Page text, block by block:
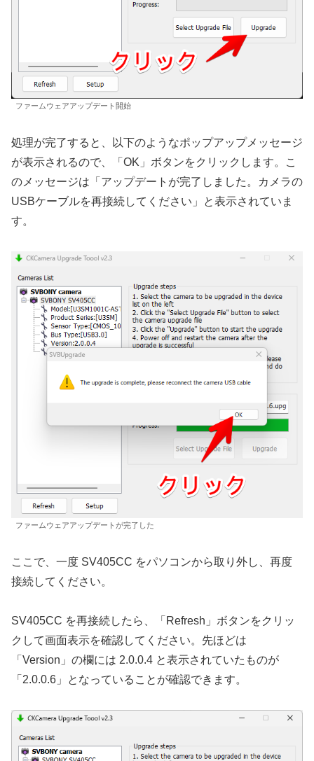
ファームウェアアップデート開始
処理が完了すると、以下のようなポップアップメッセージ
が表示されるので、「OK」ボタンをクリックします。こ
のメッセージは「アップデートが完了しました。カメラの
USBケーブルを再接続してください」と表示されていま
す。
ファームウェアアップデートが完了した
ここで、一度 SV405CC をパソコンから取り外し、再度
接続してください。
SV405CC を再接続したら、「Refresh」ボタンをクリッ
クして画面表示を確認してください。先ほどは
「Version」の欄には 2.0.0.4 と表示されていたものが
「2.0.0.6」となっていることが確認できます。